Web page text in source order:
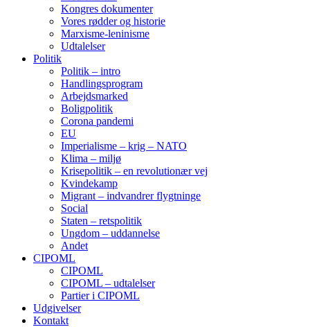
Kongres dokumenter
Vores rødder og historie
Marxisme-leninisme
Udtalelser
Politik
Politik – intro
Handlingsprogram
Arbejdsmarked
Boligpolitik
Corona pandemi
EU
Imperialisme – krig – NATO
Klima – miljø
Krisepolitik – en revolutionær vej
Kvindekamp
Migrant – indvandrer flygtninge
Social
Staten – retspolitik
Ungdom – uddannelse
Andet
CIPOML
CIPOML
CIPOML – udtalelser
Partier i CIPOML
Udgivelser
Kontakt